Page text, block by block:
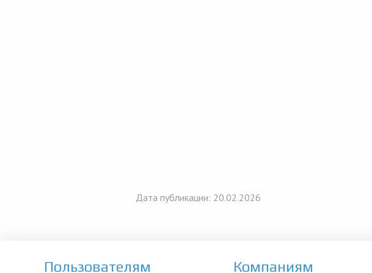
Дата публикации: 20.02.2026
Пользователям Компаниям